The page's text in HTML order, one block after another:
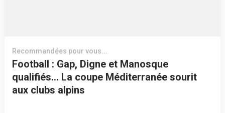
Recommandées pour vous...
Football : Gap, Digne et Manosque
qualifiés… La coupe Méditerranée sourit
aux clubs alpins